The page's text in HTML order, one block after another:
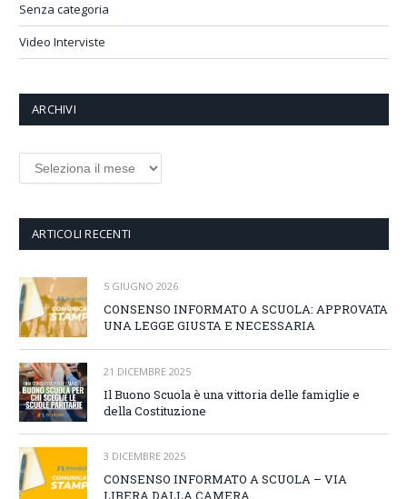
Senza categoria
Video Interviste
ARCHIVI
Archivi
ARTICOLI RECENTI
5 GIUGNO 2026
CONSENSO INFORMATO A SCUOLA: APPROVATA
UNA LEGGE GIUSTA E NECESSARIA
21 DICEMBRE 2025
Il Buono Scuola è una vittoria delle famiglie e
della Costituzione
3 DICEMBRE 2025
CONSENSO INFORMATO A SCUOLA – VIA
LIBERA DALLA CAMERA